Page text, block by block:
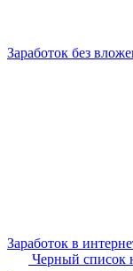
Заработок без
Заработок в
Черный список